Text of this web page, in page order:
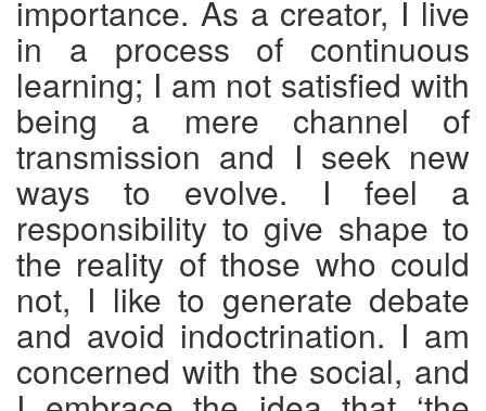
importance. As a creator, I live
in a process of continuous
learning; I am not satisfied with
being a mere channel of
transmission and I seek new
ways to evolve. I feel a
responsibility to give shape to
the reality of those who could
not, I like to generate debate
and avoid indoctrination. I am
concerned with the social, and